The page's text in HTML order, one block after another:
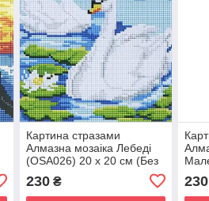
Картина стразами
Алмазна мозаіка Лебеді
(OSA026) 20 х 20 см (Без
230₴ 230